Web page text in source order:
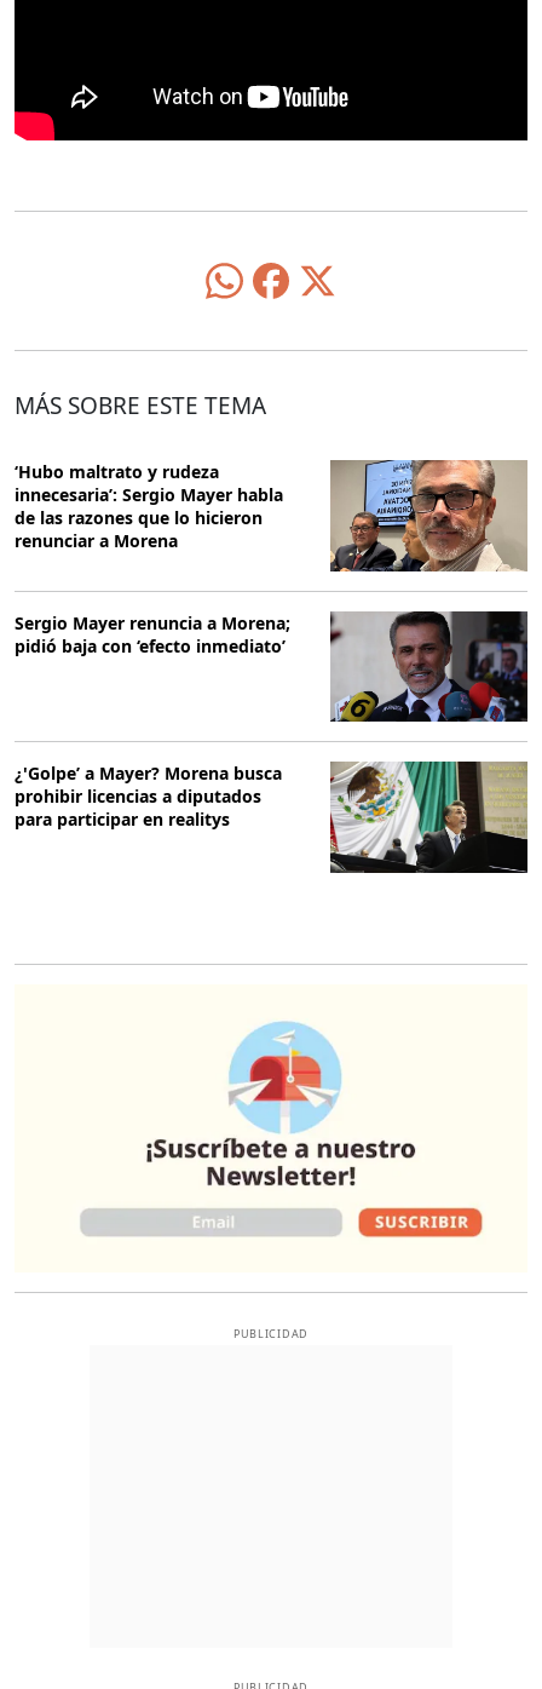
MÁS SOBRE ESTE TEMA
‘Hubo maltrato y rudeza
innecesaria’: Sergio Mayer habla
de las razones que lo hicieron
renunciar a Morena
Sergio Mayer renuncia a Morena;
pidió baja con ‘efecto inmediato’
¿'Golpe’ a Mayer? Morena busca
prohibir licencias a diputados
para participar en realitys
PUBLICIDAD